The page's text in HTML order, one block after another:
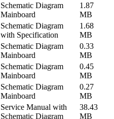
Schematic Diagram
Mainboard
1.87
MB
Schematic Diagram
with Specification
1.68
MB
Schematic Diagram
Mainboard
0.33
MB
Schematic Diagram
Mainboard
0.45
MB
Schematic Diagram
Mainboard
0.27
MB
Service Manual with
Schematic Diagram
38.43
MB